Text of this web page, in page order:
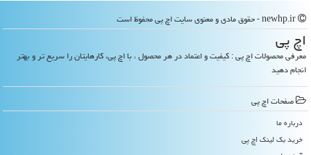
اچ پی
معرفی محصولات اچ پی : کیفیت و اعتماد در هر محصول ، با اچ پی، کارهایتان را سریع تر و بهتر
انجام دهید
صفحات اچ پی
درباره ما
خرید بک لینک اچ پی